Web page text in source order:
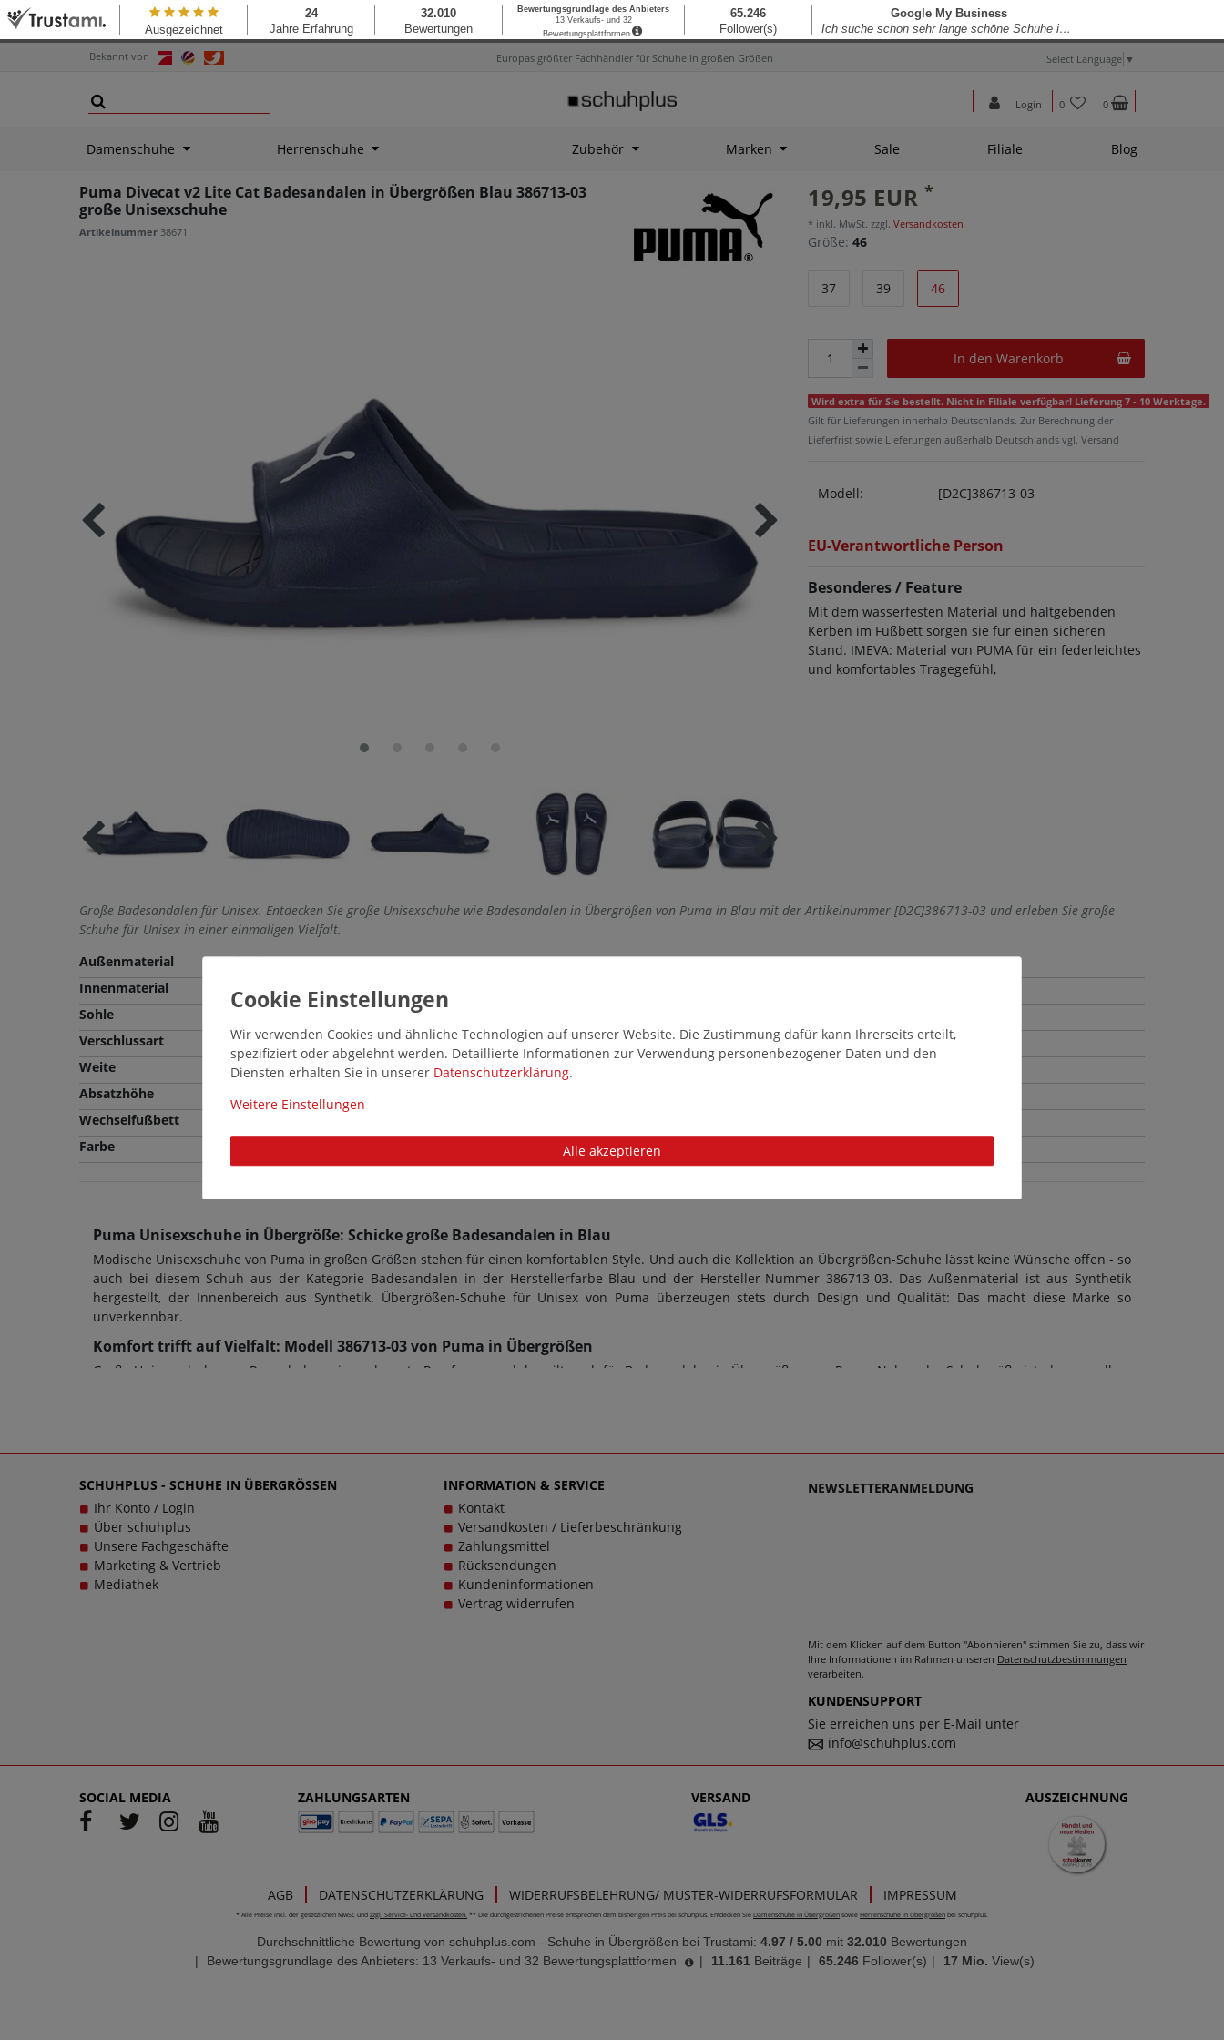
Bekannt von Europas größter Fachhändler für Schuhe in großen Größen Select Language ▼
Login 0 0
Damenschuhe Herrenschuhe Zubehör Marken Sale Filiale Blog
Puma Divecat v2 Lite Cat Badesandalen in Übergrößen Blau 386713-03
große Unisexschuhe
Artikelnummer 38671
19,95 EUR *
* inkl. MwSt. zzgl. Versandkosten
Größe: 46
37 39 46
In den Warenkorb
Wird extra für Sie bestellt. Nicht in Filiale verfügbar! Lieferung 7 - 10 Werktage.
Gilt für Lieferungen innerhalb Deutschlands. Zur Berechnung der
Lieferfrist sowie Lieferungen außerhalb Deutschlands vgl. Versand
Modell: [D2C]386713-03
EU-Verantwortliche Person
Besonderes / Feature
Mit dem wasserfesten Material und haltgebenden
Kerben im Fußbett sorgen sie für einen sicheren
Stand. IMEVA: Material von PUMA für ein federleichtes
und komfortables Tragegefühl,
Große Badesandalen für Unisex. Entdecken Sie große Unisexschuhe wie Badesandalen in Übergrößen von Puma in Blau mit der Artikelnummer [D2C]386713-03 und erleben Sie große
Schuhe für Unisex in einer einmaligen Vielfalt.
Außenmaterial
Synthetik
Innenmaterial
Synthetik
Sohle
Verschlussart
Schlupfschuh
Weite
Normale Weite (F)
Absatzhöhe
Wechselfußbett
Farbe
Puma Unisexschuhe in Übergröße: Schicke große Badesandalen in Blau
Modische Unisexschuhe von Puma in großen Größen stehen für einen komfortablen Style. Und auch die Kollektion an Übergrößen-Schuhe lässt keine Wünsche offen - so
auch bei diesem Schuh aus der Kategorie Badesandalen in der Herstellerfarbe Blau und der Hersteller-Nummer 386713-03. Das Außenmaterial ist aus Synthetik
hergestellt, der Innenbereich aus Synthetik. Übergrößen-Schuhe für Unisex von Puma überzeugen stets durch Design und Qualität: Das macht diese Marke so
unverkennbar.
Komfort trifft auf Vielfalt: Modell 386713-03 von Puma in Übergrößen
Große Unisexschuhe von Puma haben eine sehr gute Passform - und das gilt auch für Badesandalen in Übergrößen von Puma. Neben der Schuhgröße ist aber vor allem
einem echten Trageerlebnis werden.
SCHUHPLUS - SCHUHE IN ÜBERGRÖSSEN
Ihr Konto / Login
Über schuhplus
Unsere Fachgeschäfte
Marketing & Vertrieb
Mediathek
INFORMATION & SERVICE
Kontakt
Versandkosten / Lieferbeschränkung
Zahlungsmittel
Rücksendungen
Kundeninformationen
Vertrag widerrufen
NEWSLETTERANMELDUNG
Mit dem Klicken auf dem Button "Abonnieren" stimmen Sie zu, dass wir
Ihre Informationen im Rahmen unseren Datenschutzbestimmungen
verarbeiten.
KUNDENSUPPORT
Sie erreichen uns per E-Mail unter
info@schuhplus.com
SOCIAL MEDIA ZAHLUNGSARTEN VERSAND AUSZEICHNUNG
AGB DATENSCHUTZERKLÄRUNG WIDERRUFSBELEHRUNG/ MUSTER-WIDERRUFSFORMULAR IMPRESSUM
* Alle Preise inkl. der gesetzlichen MwSt. und zzgl. Service- und Versandkosten. ** Die durchgestrichenen Preise entsprechen dem bisherigen Preis bei schuhplus. Entdecken Sie Damenschuhe in Übergrößen sowie Herrenschuhe in Übergrößen bei schuhplus.
Durchschnittliche Bewertung von schuhplus.com - Schuhe in Übergrößen bei Trustami: 4.97 / 5.00 mit 32.010 Bewertungen
|
Bewertungsgrundlage des Anbieters: 13 Verkaufs- und 32 Bewertungsplattformen | 11.161 Beiträge | 65.246 Follower(s) | 17 Mio. View(s)
Wir verwenden Cookies und ähnliche Technologien auf unserer Website. Die Zustimmung dafür kann Ihrerseits erteilt,
spezifiziert oder abgelehnt werden. Detaillierte Informationen zur Verwendung personenbezogener Daten und den
Diensten erhalten Sie in unserer Daten­schutz­erklärung.
Weitere Einstellungen
Alle akzeptieren